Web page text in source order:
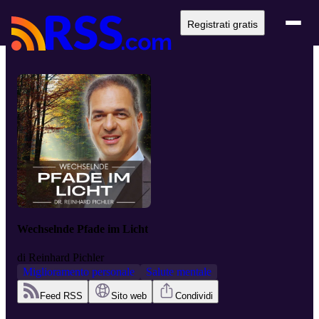
Registrati gratis
Wechselnde Pfade im Licht
di Reinhard Pichler
Miglioramento personale
Salute mentale
Feed RSS Sito web Condividi